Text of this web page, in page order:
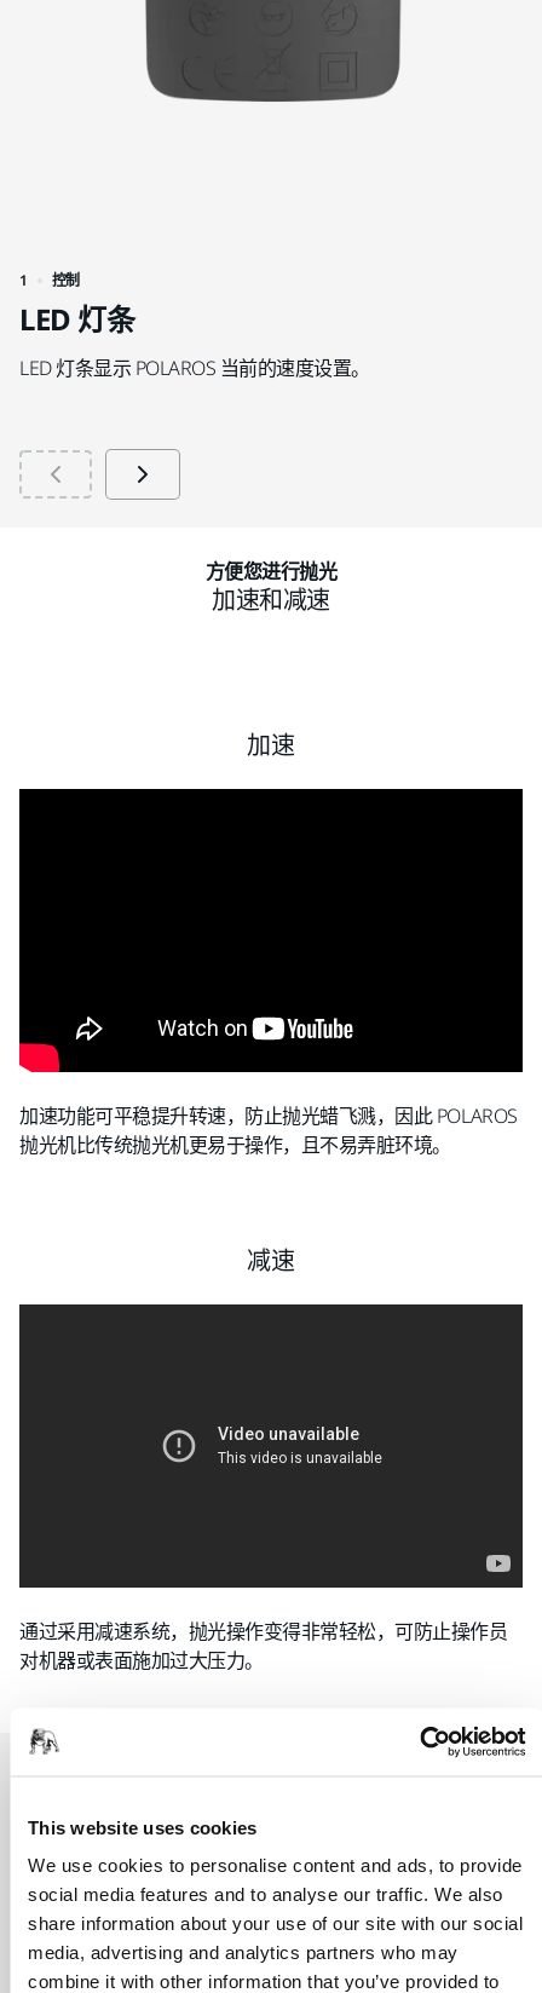
This website uses cookies
We use cookies to personalise content and ads, to provide
social media features and to analyse our traffic. We also
share information about your use of our site with our social
media, advertising and analytics partners who may
combine it with other information that you’ve provided to
1 控制
LED 灯条
LED 灯条显示 POLAROS 当前的速度设置。
方便您进行抛光
加速和减速
加速
加速功能可平稳提升转速，防止抛光蜡飞溅，因此 POLAROS
抛光机比传统抛光机更易于操作，且不易弄脏环境。
减速
通过采用减速系统，抛光操作变得非常轻松，可防止操作员
对机器或表面施加过大压力。
了解有关 POLAROS RP 600 的更多信息
下载宣传册